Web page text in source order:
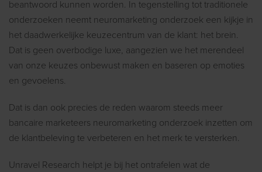
beantwoord kunnen worden. In tegenstelling tot traditionele
onderzoeken neemt neuromarketing onderzoek een kijkje in
het daadwerkelijke keuzecentrum van de klant: het brein.
Dat is geen overbodige luxe, aangezien we het merendeel
van onze keuzes onbewust maken en baseren op emoties
en gevoelens.
Dat is dan ook precies de reden waarom steeds meer
bancaire marketeers neuromarketing onderzoek inzetten om
de klantbeleving te verbeteren en het merk te versterken.
Unravel Research helpt je bij het ontrafelen wat de